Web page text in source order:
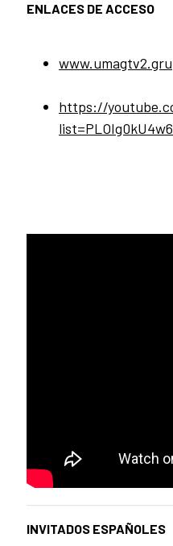
ENLACES DE ACCESO
https://
INVITADOS ESPAÑOLES